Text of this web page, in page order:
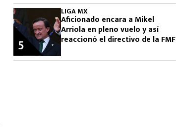
LIGA MX
Aficionado encara a Mikel
Arriola en pleno vuelo y así
reaccionó el directivo de la FMF
5